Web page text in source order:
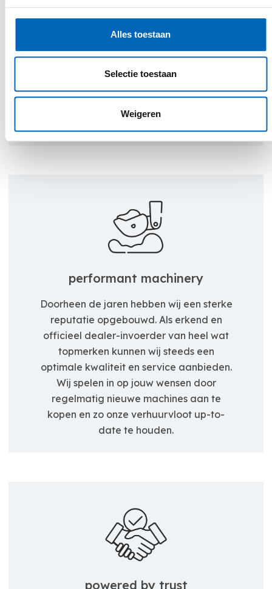
Alles toestaan
Selectie toestaan
Weigeren
uitvoering van onze activiteiten is
communicatie, deskundig advies en een
persoonlijke aanpak willen wij jou een
superieure klantenbeleving bieden. Wij
oplossing voor elk project.
performant machinery
Doorheen de jaren hebben wij een sterke
reputatie opgebouwd. Als erkend en
officieel dealer-invoerder van heel wat
topmerken kunnen wij steeds een
optimale kwaliteit en service aanbieden.
Wij spelen in op jouw wensen door
regelmatig nieuwe machines aan te
kopen en zo onze verhuurvloot up-to-
date te houden.
powered by trust